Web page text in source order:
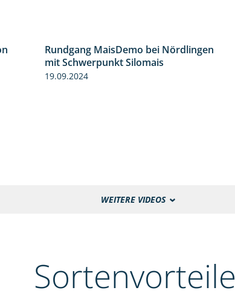
10:51
Rundgang MaisDemo bei Nördlingen
mit Schwerpunkt Silomais
19.09.2024
WEITERE VIDEOS
Sortenvorteile